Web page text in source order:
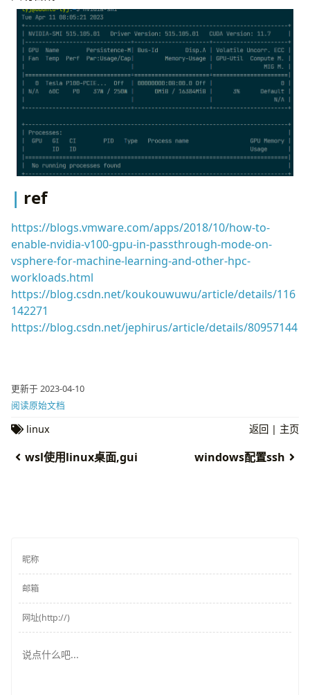
ref
https://blogs.vmware.com/apps/2018/10/how-to-
enable-nvidia-v100-gpu-in-passthrough-mode-on-
vsphere-for-machine-learning-and-other-hpc-
workloads.html
https://blog.csdn.net/koukouwuwu/article/details/116
142271
https://blog.csdn.net/jephirus/article/details/80957144
更新于 2023-04-10
阅读原始文档
linux 返回 | 主页
wsl使用linux桌面,gui windows配置ssh